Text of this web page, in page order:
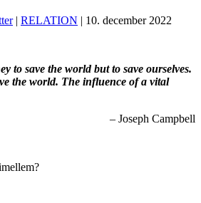
| RELATION | 10. december 2022
to save the world but to save ourselves.
the world. The influence of a vital
– Joseph Campbell